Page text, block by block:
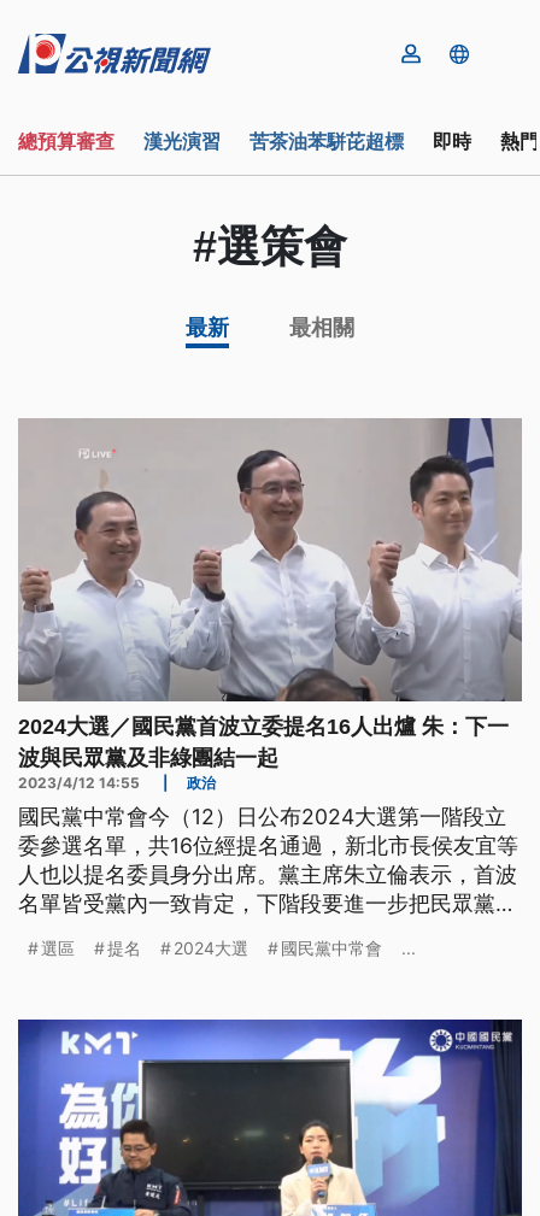
總預算審查 漢光演習 苦茶油苯駢芘超標 即時 熱
#選策會
最新 最相關
2024大選／國民黨首波立委提名16人出爐 朱：下一
波與民眾黨及非綠團結一起
2023/4/12 14:55 政治
國民黨中常會今（12）日公布2024大選第一階段立
委參選名單，共16位經提名通過，新北市長侯友宜等
人也以提名委員身分出席。黨主席朱立倫表示，首波
名單皆受黨內一致肯定，下階段要進一步把民眾黨及
選區 提名 2024大選 國民黨中常會 ...